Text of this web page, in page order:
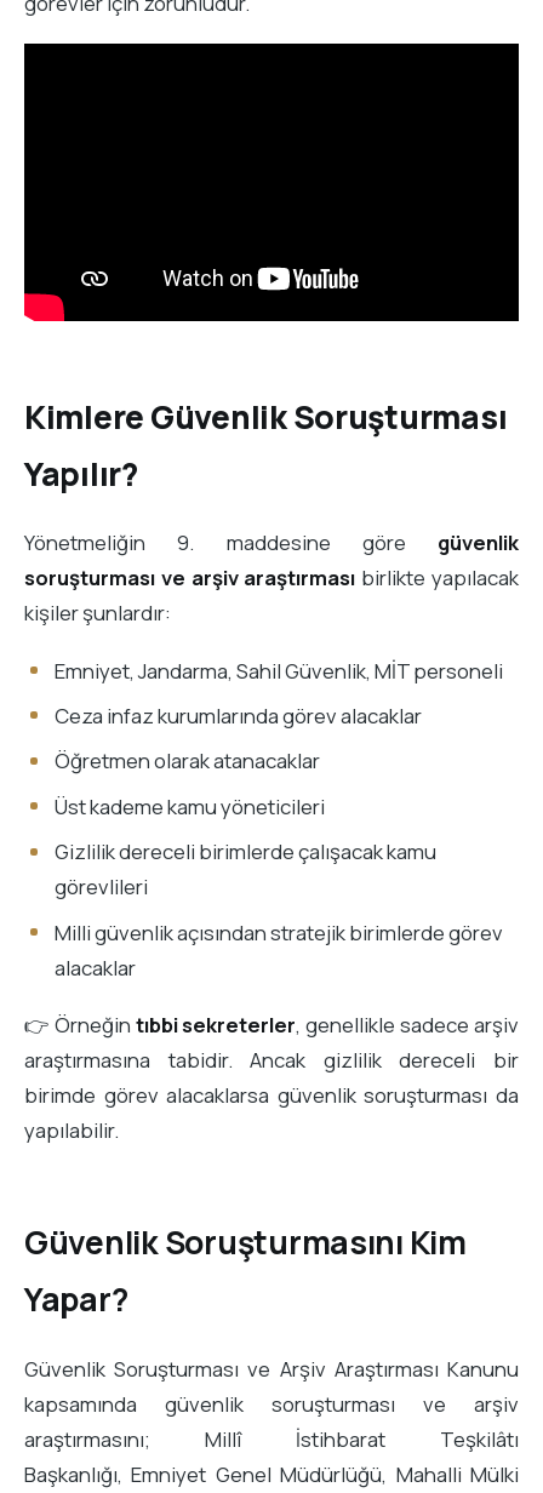
Kimlere Güvenlik Soruşturması
Yapılır?
Yönetmeliğin 9. maddesine göre güvenlik
soruşturması ve arşiv araştırması birlikte yapılacak
kişiler şunlardır:
Emniyet, Jandarma, Sahil Güvenlik, MİT personeli
Ceza infaz kurumlarında görev alacaklar
Öğretmen olarak atanacaklar
Üst kademe kamu yöneticileri
Gizlilik dereceli birimlerde çalışacak kamu
görevlileri
Milli güvenlik açısından stratejik birimlerde görev
alacaklar
👉 Örneğin tıbbi sekreterler, genellikle sadece arşiv
araştırmasına tabidir. Ancak gizlilik dereceli bir
birimde görev alacaklarsa güvenlik soruşturması da
yapılabilir.
Güvenlik Soruşturmasını Kim
Yapar?
Güvenlik Soruşturması ve Arşiv Araştırması Kanunu
kapsamında güvenlik soruşturması ve arşiv
araştırmasını; Millî İstihbarat Teşkilâtı
Başkanlığı, Emniyet Genel Müdürlüğü, Mahalli Mülki